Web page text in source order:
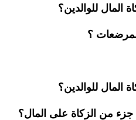
للوالدين؟
؟
للوالدين؟
جزء من الزكاة على المال؟